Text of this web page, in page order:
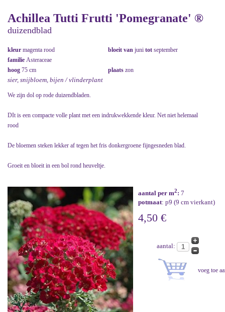
Achillea Tutti Frutti 'Pomegranate' ®
duizendblad
kleur magenta rood bloeit van juni tot september
familie Asteraceae
hoog 75 cm plaats zon
sier, snijbloem, bijen / vlinderplant
We zijn dol op rode duizendbladen.
DIt is een compacte volle plant met een indrukwekkende kleur. Net niet helemaal
rood
De bloemen steken lekker af tegen het fris donkergroene fijngesneden blad.
Groeit en bloeit in een bol rond heuveltje.
aantal per m2: 7
potmaat: p9 (9 cm vierkant)
4,50 €
aantal: